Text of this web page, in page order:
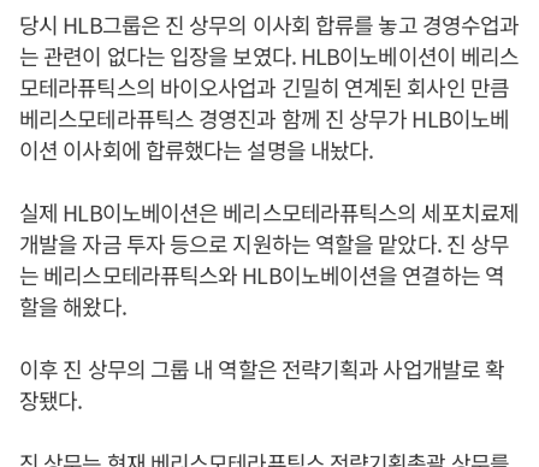
당시 HLB그룹은 진 상무의 이사회 합류를 놓고 경영수업과
는 관련이 없다는 입장을 보였다. HLB이노베이션이 베리스
모테라퓨틱스의 바이오사업과 긴밀히 연계된 회사인 만큼
베리스모테라퓨틱스 경영진과 함께 진 상무가 HLB이노베
이션 이사회에 합류했다는 설명을 내놨다.
실제 HLB이노베이션은 베리스모테라퓨틱스의 세포치료제
개발을 자금 투자 등으로 지원하는 역할을 맡았다. 진 상무
는 베리스모테라퓨틱스와 HLB이노베이션을 연결하는 역
할을 해왔다.
이후 진 상무의 그룹 내 역할은 전략기획과 사업개발로 확
장됐다.